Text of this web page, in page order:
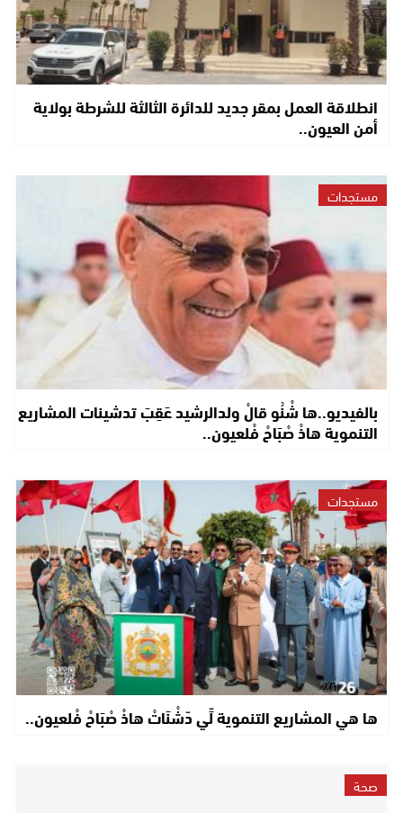
انطلاقة العمل بمقر جديد للدائرة الثالثة للشرطة بولاية
أمن العيون..
مستجدات
بالفيديو..ها شْنُو قالْ ولدالرشيد عَقِبَ تدشينات المشاريع
التنموية هاذْ صْبَاحْ فْلعيون..
مستجدات
ها هي المشاريع التنموية لِّي دّشْنَاتْ هاذْ صْبَاحْ فْلعيون..
صحة